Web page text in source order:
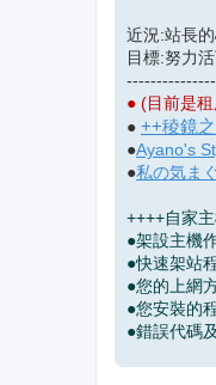
近況:站長
目標:努力
● (目前是
● ++稜鏡
●Ayano's
●私の気ま
++++自家
●架設主機
●快速架站
●您的上網
●您安裝的
●錯誤代碼